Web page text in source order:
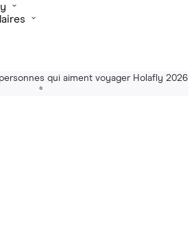
qui aiment voyager Holafly 2026
®